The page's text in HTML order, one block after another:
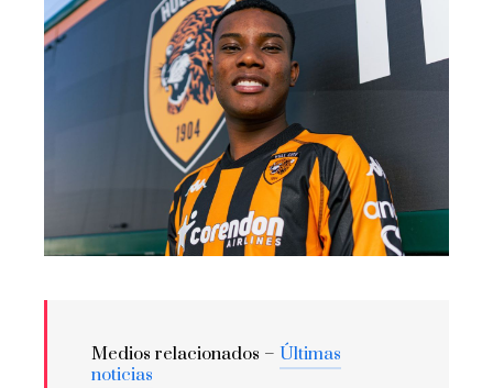
Medios relacionados – Últimas
noticias